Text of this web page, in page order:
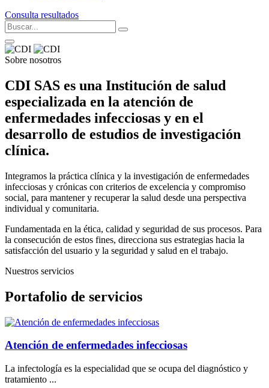
Consulta resultados
Sobre nosotros
CDI SAS es una Institución de salud
especializada en la atención de
enfermedades infecciosas y en el
desarrollo de estudios de investigación
clínica.
Integramos la práctica clínica y la investigación de enfermedades
infecciosas y crónicas con criterios de excelencia y compromiso
social, para mantener y recuperar la salud desde una perspectiva
individual y comunitaria.
Fundamentada en la ética, calidad y seguridad de sus procesos. Para
la consecución de estos fines, direcciona sus estrategias hacia la
satisfacción del usuario y la seguridad y salud en el trabajo.
Nuestros servicios
Portafolio de servicios
Atención de enfermedades infecciosas
La infectología es la especialidad que se ocupa del diagnóstico y
tratamiento ...